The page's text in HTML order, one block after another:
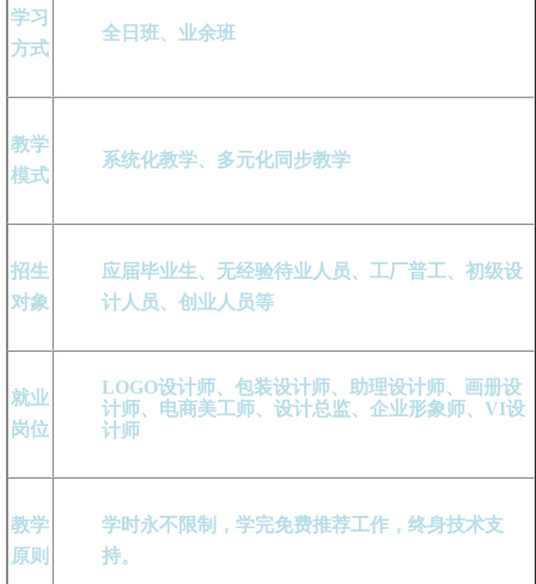
学习
方式
全日班、业余班
教学
模式
系统化教学、多元化同步教学
招生
对象
应届毕业生、无经验待业人员、工厂普工、初级设
计人员、创业人员等
就业
岗位
LOGO设计师、包装设计师、助理设计师、画册设
计师、电商美工师、设计总监、企业形象师、VI设
计师
教学
原则
学时永不限制，学完免费推荐工作，终身技术支
持。